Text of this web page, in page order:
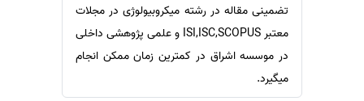
سفارش معرفی کتاب
سفارش چکیده مبسوط
سفارش ترجمه مولتی‌مدیا
سفارش گویندگی
تضمینی مقاله در رشته میکروبیولوژی در مجلات
معتبر ISI,ISC,SCOPUS و علمی پژوهشی داخلی
در موسسه اشراق در کمترین زمان ممکن انجام
میگیرد.